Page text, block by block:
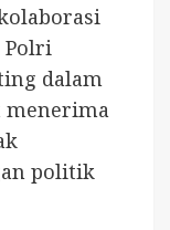
Polri
dalam
menerima
politik